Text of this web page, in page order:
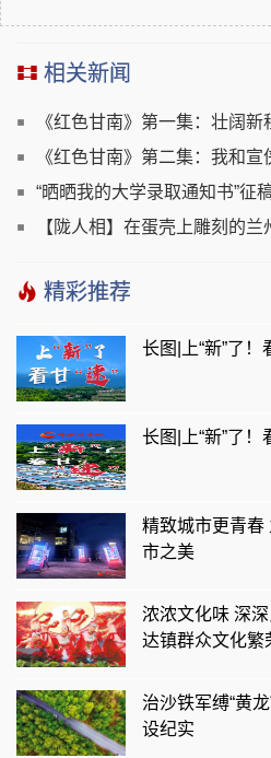
相关新闻
《红色甘南》第一集：壮阔新
《红色甘南》第二集：我和宣
“晒晒我的大学录取通知书”征
【陇人相】在蛋壳上雕刻的
精彩推荐
长图|上“新”了！
长图|上“新”了！
精致城市更青春
市之美
浓浓文化味 深
达镇群众文化繁
治沙铁军缚“黄
设纪实